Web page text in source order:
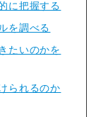
に把握する
を調べる
たいのかを
られるのか